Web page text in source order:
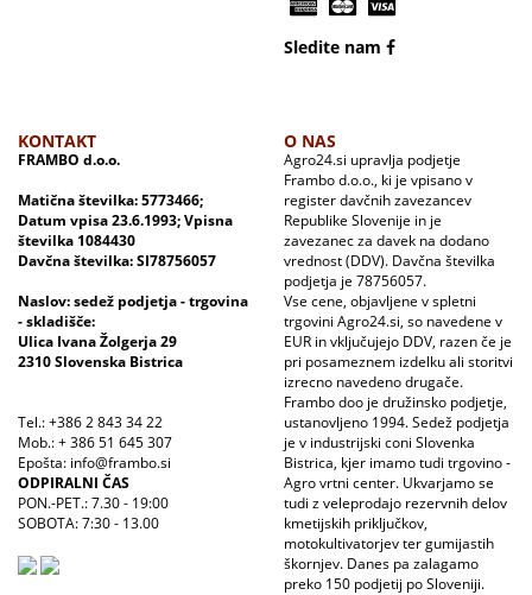
Sledite nam
KONTAKT
FRAMBO d.o.o.
Matična številka: 5773466;
Datum vpisa 23.6.1993; Vpisna
številka 1084430
Davčna številka: SI78756057
Naslov: sedež podjetja - trgovina
- skladišče:
Ulica Ivana Žolgerja 29
2310 Slovenska Bistrica
Tel.: +386 2 843 34 22
Mob.: + 386 51 645 307
Epošta: info@frambo.si
ODPIRALNI ČAS
PON.-PET.: 7.30 - 19:00
SOBOTA: 7:30 - 13.00
O NAS
Agro24.si upravlja podjetje
Frambo d.o.o., ki je vpisano v
register davčnih zavezancev
Republike Slovenije in je
zavezanec za davek na dodano
vrednost (DDV). Davčna številka
podjetja je 78756057.
Vse cene, objavljene v spletni
trgovini Agro24.si, so navedene v
EUR in vključujejo DDV, razen če je
pri posameznem izdelku ali storitvi
izrecno navedeno drugače.
Frambo doo je družinsko podjetje,
ustanovljeno 1994. Sedež podjetja
je v industrijski coni Slovenka
Bistrica, kjer imamo tudi trgovino -
Agro vrtni center. Ukvarjamo se
tudi z veleprodajo rezervnih delov
kmetijskih priključkov,
motokultivatorjev ter gumijastih
škornjev. Danes pa zalagamo
preko 150 podjetij po Sloveniji.